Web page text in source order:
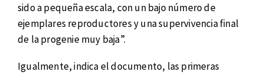
sido a pequeña escala, con un bajo número de
ejemplares reproductores y una supervivencia final
de la progenie muy baja”.
Igualmente, indica el documento, las primeras